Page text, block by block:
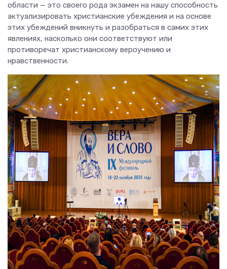
области — это своего рода экзамен на нашу способность
актуализировать христианские убеждения и на основе
этих убеждений вникнуть и разобраться в самих этих
явлениях, насколько они соответствуют или
противоречат христианскому вероучению и
нравственности.